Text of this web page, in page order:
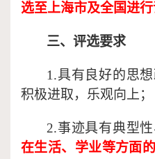
选至上海市及全国进
三、评选要求
1.具有良好的思
积极进取，乐观向上；
2.事迹具有典型
在生活、学业等方面